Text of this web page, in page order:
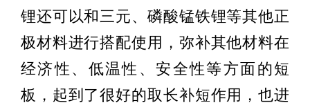
锂还可以和三元、磷酸锰铁锂等其他正
极材料进行搭配使用，弥补其他材料在
经济性、低温性、安全性等方面的短
板，起到了很好的取长补短作用，也进